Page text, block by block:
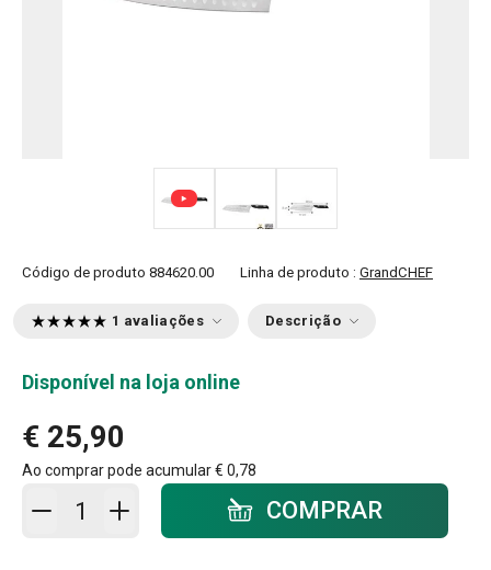
Código de produto 884620.00 Linha de produto : GrandCHEF
1 avaliações Descrição
Disponível na loja online
€ 25,90
Ao comprar pode acumular€ 0,78
Adicionar ao carrinho - quantidadeCOMPRAR